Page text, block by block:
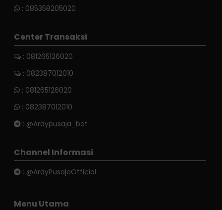
: 085358205020
Center Transaksi
: 081265126020
: 082387012010
: 081265126020
: 082387012010
: @Ardypusaja_bot
Channel Informasi
: @ArdyPusajaOfficial
Menu Utama